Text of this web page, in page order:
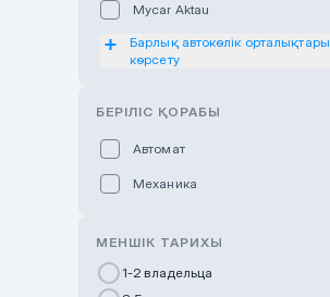
Mycar Aktau
Mycar Uralsk
Haval & Tank Pavlodar
Bavaria Almaty
Mycar Shymkent
Барлық автокөлік орталықтары
көрсету
БЕРІЛІС ҚОРАБЫ
Автомат
Механика
МЕНШІК ТАРИХЫ
1-2 владельца